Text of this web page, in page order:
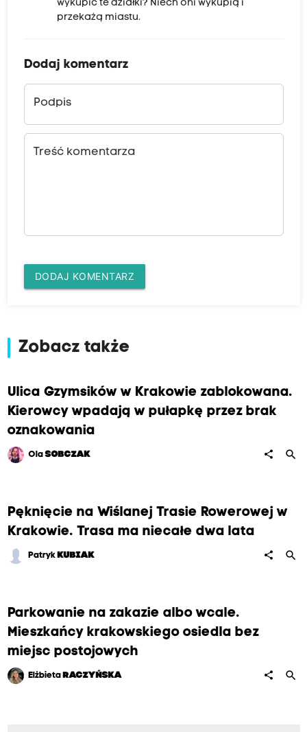
wykupić te działki? Niech oni wykupią i
przekażą miastu.
Dodaj komentarz
Podpis
Treść komentarza
DODAJ KOMENTARZ
Zobacz także
Ulica Gzymsików w Krakowie zablokowana.
Kierowcy wpadają w pułapkę przez brak
oznakowania
OlaSOBCZAK share search
Pęknięcie na Wiślanej Trasie Rowerowej w
Krakowie. Trasa ma niecałe dwa lata
Patryk KUBIAK share search
Parkowanie na zakazie albo wcale.
Mieszkańcy krakowskiego osiedla bez
miejsc postojowych
Elżbieta RACZYŃSKA share search